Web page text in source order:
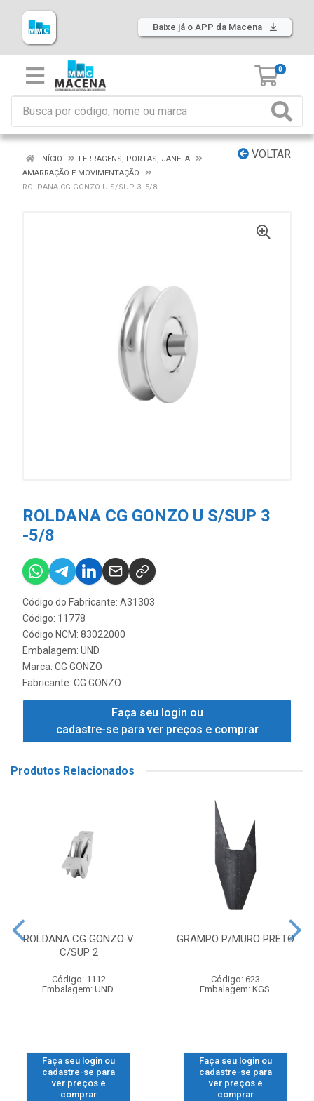
Baixe já o APP da Macena
0
VOLTAR
INÍCIO
FERRAGENS, PORTAS, JANELA
AMARRAÇÃO E MOVIMENTAÇÃO
ROLDANA CG GONZO U S/SUP 3 -5/8
ROLDANA CG GONZO U S/SUP 3
-5/8
Código do Fabricante: A31303
Código: 11778
Código NCM: 83022000
Embalagem: UND.
Marca: CG GONZO
Fabricante: CG GONZO
Faça seu login ou
cadastre-se para ver preços e comprar
Produtos Relacionados
ROLDANA CG GONZO V
C/SUP 2
Código: 1112
Embalagem: UND.
Faça seu login ou
cadastre-se para
ver preços e
comprar
GRAMPO P/MURO PRETO
Código: 623
Embalagem: KGS.
Faça seu login ou
cadastre-se para
ver preços e
comprar